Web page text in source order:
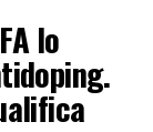
lo